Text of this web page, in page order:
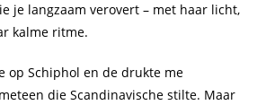
je langzaam verovert – met haar licht,
kalme ritme.
op Schiphol en de drukte me
die Scandinavische stilte. Maar